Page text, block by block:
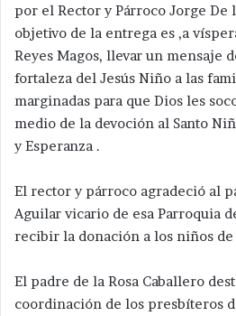
por el Rector y Párroco Jorge De
objetivo de la entrega es ,a
Reyes Magos, llevar un mensaje
fortaleza del Jesús Niño a las
marginadas para que Dios les
medio de la devoción al Santo
y Esperanza .
El rector y párroco agradeció al
Aguilar vicario de esa Parroquia
recibir la donación a los niños de
El padre de la Rosa Caballero
coordinación de los presbíteros